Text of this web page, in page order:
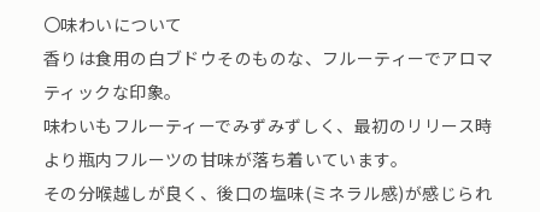
〇味わいについて
香りは食用の白ブドウそのものな、フルーティーでアロマ
ティックな印象。
味わいもフルーティーでみずみずしく、最初のリリース時
より瓶内フルーツの甘味が落ち着いています。
その分喉越しが良く、後口の塩味(ミネラル感)が感じられ